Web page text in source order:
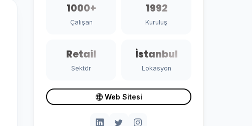
sağlıyor; tüm markalarımızla birlikte ülkemizi
gururla temsil ediyoruz.
1000+
Çalışan
1992
Kuruluş
Retail
Sektör
İstanbul
Lokasyon
Web Sitesi